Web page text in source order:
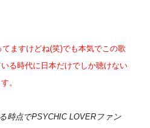
ますけどね(笑)でも本気でこの歌
る時代に日本だけでしか聴けない
。
時点でPSYCHIC LOVERファン